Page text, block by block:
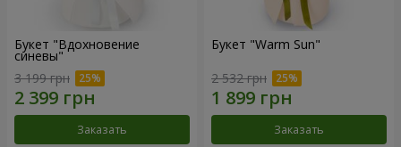
Букет "Вдохновение
синевы"
3 199 грн
Заказать
Букет "Warm Sun"
2 532 грн
Заказать